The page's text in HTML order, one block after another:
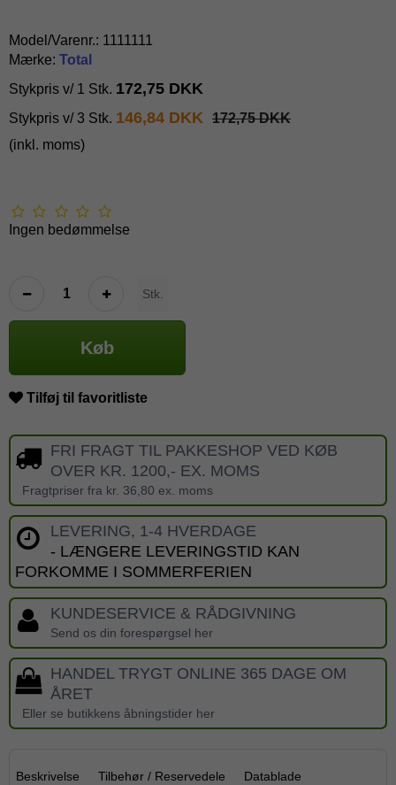
Model/Varenr.: 1111111
Mærke: Total
Stykpris v/ 1 Stk. 172,75 DKK
Stykpris v/ 3 Stk. 146,84 DKK 172,75 DKK
(inkl. moms)
Ingen bedømmelse
Stk.
Køb
Tilføj til favoritliste
FRI FRAGT TIL PAKKESHOP VED KØB
OVER KR. 1200,- EX. MOMS
Fragtpriser fra kr. 36,80 ex. moms
LEVERING, 1-4 HVERDAGE
- LÆNGERE LEVERINGSTID KAN
FORKOMME I SOMMERFERIEN
KUNDESERVICE & RÅDGIVNING
Send os din forespørgsel her
HANDEL TRYGT ONLINE 365 DAGE OM
ÅRET
Eller se butikkens åbningstider her
Beskrivelse Tilbehør / Reservedele Datablade